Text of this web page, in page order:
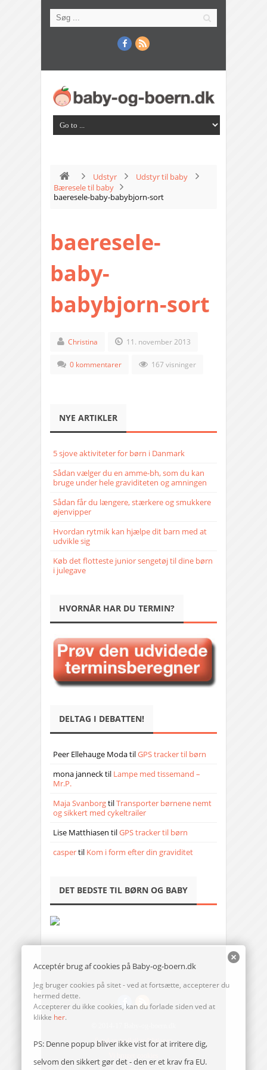
Udstyr
Udstyr til baby
Bæresele til baby
baeresele-baby-babybjorn-sort
baeresele-
baby-
babybjorn-sort
Christina 11. november 2013
0 kommentarer 167 visninger
NYE ARTIKLER
5 sjove aktiviteter for børn i Danmark
Sådan vælger du en amme-bh, som du kan
bruge under hele graviditeten og amningen
Sådan får du længere, stærkere og smukkere
øjenvipper
Hvordan rytmik kan hjælpe dit barn med at
udvikle sig
Køb det flotteste junior sengetøj til dine børn
i julegave
HVORNÅR HAR DU TERMIN?
DELTAG I DEBATTEN!
Peer Ellehauge ModatilGPS tracker til børn
mona jannecktil Lampe med tissemand –
Mr.P.
Maja SvanborgtilTransporter børnene nemt
og sikkert med cykeltrailer
Lise Matthiasen tilGPS tracker til børn
caspertil Kom i form efter din graviditet
DET BEDSTE TIL BØRN OG BABY
Send en mail til redaktionen
Acceptér brug af cookies på Baby-og-boern.dk
Jeg bruger cookies på sitet - ved at fortsætte, accepterer du
hermed dette.
Accepterer du ikke cookies, kan du forlade siden ved at
klikke her.
PS: Denne popup bliver ikke vist for at irritere dig,
selvom den sikkert gør det - den er et krav fra EU.